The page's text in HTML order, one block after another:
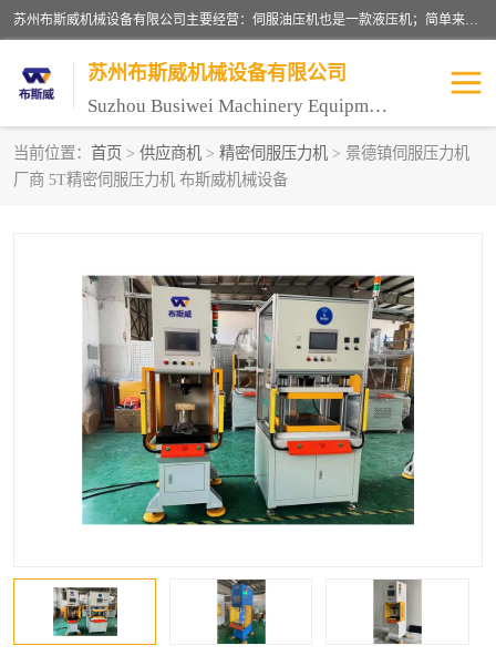
苏州布斯威机械设备有限公司主要经营：伺服油压机也是一款液压机；简单来说，传统的油压机，选用的是普通电机，普通电机容易发热，容易烧坏。伺服油压机采用先进的伺服电机，一般选用汇川 、日本大金、台达等品牌。伺服电机配套伺服泵还有伺服驱动器等部件，这样机器的电机过热，能耗的控制、机器工作的噪音都得到了完美的解决。
苏州布斯威机械设备有限公司
Suzhou Busiwei Machinery Equipment Co., Ltd.
当前位置： 首页 > 供应商机 > 精密伺服压力机 > 景德镇伺服压力机
厂商 5T精密伺服压力机 布斯威机械设备
单柱油压机-C型油压机 四柱油压机
气压机-气动压床 精密伺服压力机
伺服压力机